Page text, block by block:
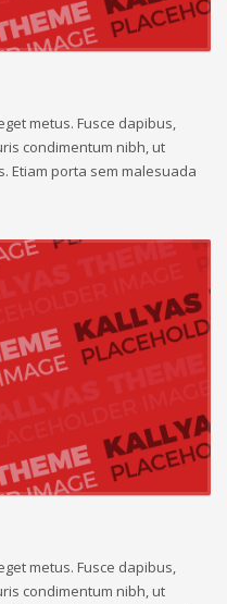
metus. Fusce dapibus,
condimentum nibh, ut
Etiam porta sem malesuada
metus. Fusce dapibus,
condimentum nibh, ut